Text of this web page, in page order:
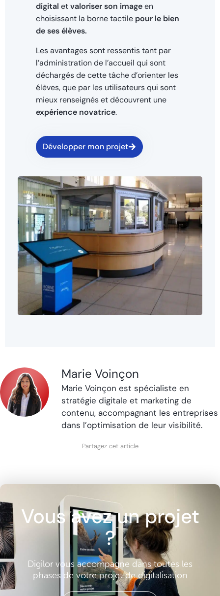
digital etvaloriser son imageen
choisissant la borne tactile pour le bien
de ses élèves.
Les avantages sont ressentis tant par
l’administration de l’accueil qui sont
déchargés de cette tâche d’orienter les
élèves, que par les utilisateurs qui sont
mieux renseignés et découvrent une
expérience novatrice.
Développer mon projet
Marie Voinçon
Marie Voinçon est spécialiste en
stratégie digitale et marketing de
contenu, accompagnant les entreprises
dans l’optimisation de leur visibilité.
Partagez cet article
Vous avez un projet
?
Digilor vous accompagne dans toutes les
phases de votre projet de digitalisation